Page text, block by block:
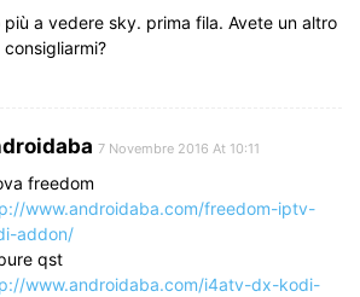
più a vedere sky. prima fila. Avete un altro
7 Novembre 2016 At 10:11
freedom
www.androidaba.com/freedom-iptv-
addon/
qst
www.androidaba.com/i4atv-dx-kodi-